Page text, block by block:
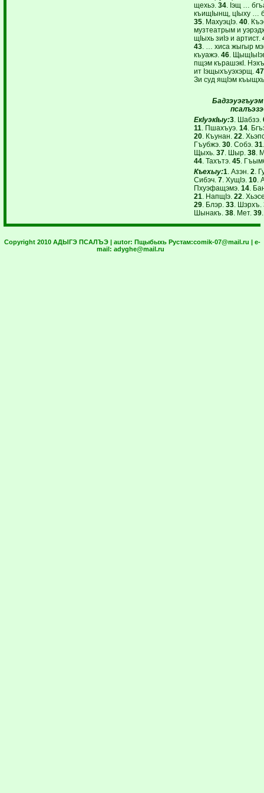
щехьэ. 34. Iэщ …
къищIынщ, цIыху …
35. МахуэцIэ. 40.
музтеатрым и
щIыхь зиIэ и артист.
43. … хиса жыгыр
къуажэ. 46.
пщэм кърашэкI.
ит Iэщыхъуэхэрщ. 47
Зи суд ящIэм
ЕкIуэкIыу:3. Шабзэ.
11 . Пшахъуэ. 14.
20. Къунан. 22 .
Гъубжэ. 30. Собэ. 31
Щыхь. 37. Шыр. 38.
44. Тахътэ. 45.
Къехыу:1 . Азэн. 2 .
Сибэч. 7. ХущIэ. 10.
Пхуэфащэмэ. 14.
21 . НапщIэ. 22 .
29. Блэр. 33. Шэрхъ.
Шынакъ. 38. Мет. 39
Copyright 2010 АДЫГЭ ПСАЛЪЭ | autor: Пщыбыхь Рустам:comik-07@mail.ru | e-
mail: adyghe@mail.ru